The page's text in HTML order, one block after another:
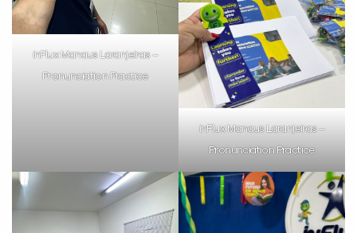
inFlux Manaus Laranjeiras –
Pronunciation Practice
inFlux Manaus Laranjeiras –
Pronunciation Practice